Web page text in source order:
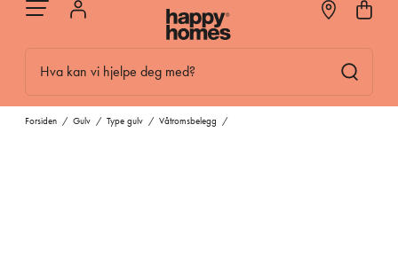
Hva kan vi hjelpe deg med?
Forsiden / Gulv / Type gulv / Våtromsbelegg /